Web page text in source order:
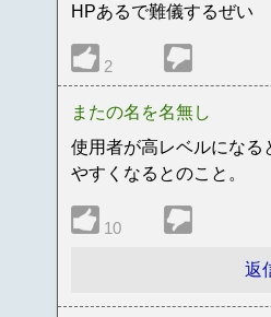
HPあるで難儀するぜい
2
またの名を名無し
使用者が高レベルになる
やすくなるとのこと。
10
返